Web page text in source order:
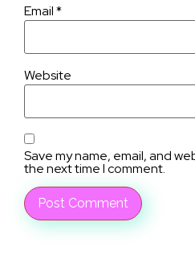
Email*
Website
Save my name, email, and
the next time I comment.